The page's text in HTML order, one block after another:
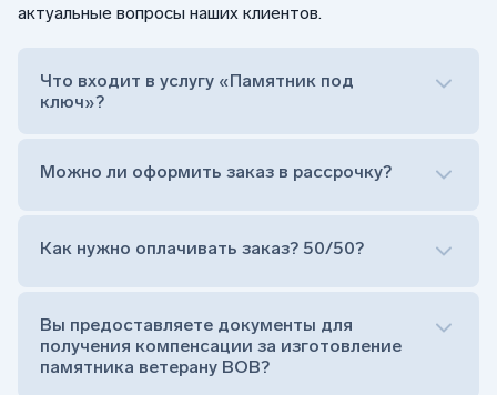
актуальные вопросы наших клиентов.
Что входит в услугу «Памятник под
ключ»?
Сам комплект памятника:
Тумба (постамент, на который при помощи
штыря устанавливается стела)
Цветник (обрамление могилки, бывает, что
Можно ли оформить заказ в рассрочку?
Как нужно оплачивать заказ? 50/50?
Вы предоставляете документы для
получения компенсации за изготовление
памятника ветерану ВОВ?